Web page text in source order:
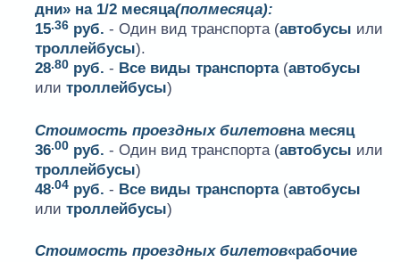
дни» на 1/2 месяца(полмесяца):
15.36 руб. - Один вид транспорта (автобусы или
троллейбусы).
28.80 руб. - Все виды транспорта(автобусы
илитроллейбусы)
Стоимость проездных билетовна месяц
36.00 руб. - Один вид транспорта (автобусы или
троллейбусы)
48.04 руб. - Все виды транспорта(автобусы
илитроллейбусы)
Стоимость проездных билетов«рабочие